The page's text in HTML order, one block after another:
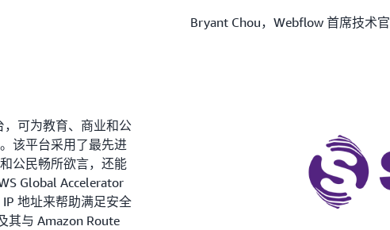
Bryant Chou，Webflow 首席技术官
可为教育、商业和公
该平台采用了最先进
公民畅所欲言，还能
Global Accelerator
地址来帮助满足安全
其与 Amazon Route